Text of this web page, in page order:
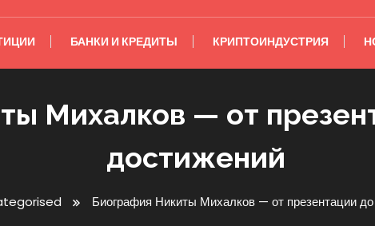
БАНКИ И КРЕДИТЫ КРИПТОИНДУСТРИЯ
Михалков — от
достижений
Биография Никиты Михалков — от презентации